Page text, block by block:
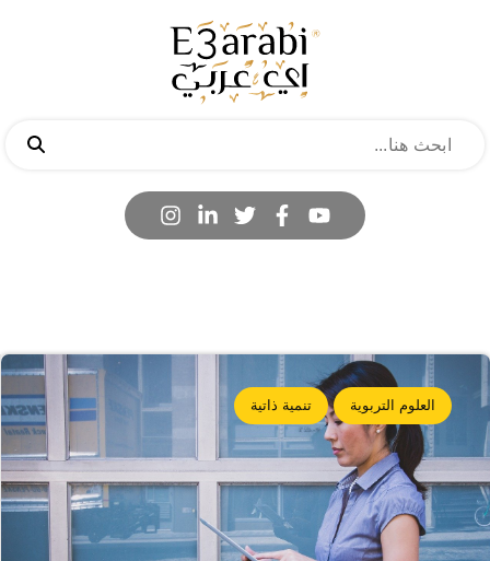
العلوم التربوية تنمية ذاتية